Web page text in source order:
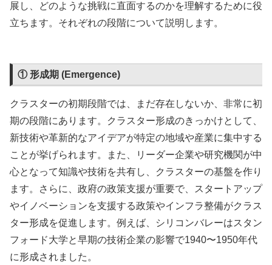
展し、どのような挑戦に直面するのかを理解するために役
立ちます。それぞれの段階について説明します。
① 形成期 (Emergence)
クラスターの初期段階では、まだ存在しないか、非常に初
期の段階にあります。クラスター形成のきっかけとして、
新技術や革新的なアイデアが特定の地域や産業に集中する
ことが挙げられます。また、リーダー企業や研究機関が中
心となって知識や技術を共有し、クラスターの基盤を作り
ます。さらに、政府の政策支援が重要で、スタートアップ
やイノベーションを支援する政策やインフラ整備がクラス
ター形成を促進します。例えば、シリコンバレーはスタン
フォード大学と早期の技術企業の影響で1940〜1950年代
に形成されました。